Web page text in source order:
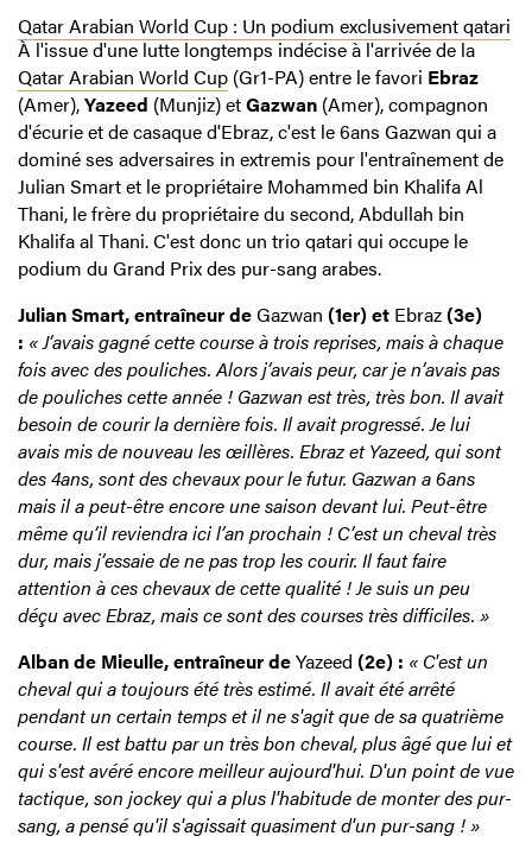
Qatar Arabian World Cup : Un podium exclusivement qatari
À l'issue d'une lutte longtemps indécise à l'arrivée de la
Qatar Arabian World Cup (Gr1-PA) entre le favori Ebraz
(Amer),Yazeed (Munjiz) etGazwan (Amer), compagnon
d'écurie et de casaque d'Ebraz, c'est le 6ans Gazwan qui a
dominé ses adversaires in extremis pour l'entraînement de
Julian Smart et le propriétaire Mohammed bin Khalifa Al
Thani, le frère du propriétaire du second, Abdullah bin
Khalifa al Thani. C'est donc un trio qatari qui occupe le
podium du Grand Prix des pur-sang arabes.
Julian Smart, entraîneur deGazwan (1er) et Ebraz(3e)
: « J’avais gagné cette course à trois reprises, mais à chaque
fois avec des pouliches. Alors j’avais peur, car je n’avais pas
de pouliches cette année ! Gazwan est très, très bon. Il avait
besoin de courir la dernière fois. Il avait progressé. Je lui
avais mis de nouveau les œillères. Ebraz et Yazeed, qui sont
des 4ans, sont des chevaux pour le futur. Gazwan a 6ans
mais il a peut-être encore une saison devant lui. Peut-être
même qu’il reviendra ici l’an prochain ! C’est un cheval très
dur, mais j’essaie de ne pas trop les courir. Il faut faire
attention à ces chevaux de cette qualité ! Je suis un peu
déçu avec Ebraz, mais ce sont des courses très difficiles. »
Alban de Mieulle, entraîneur deYazeed (2e) : « C'est un
cheval qui a toujours été très estimé. Il avait été arrêté
pendant un certain temps et il ne s'agit que de sa quatrième
course. Il est battu par un très bon cheval, plus âgé que lui et
qui s'est avéré encore meilleur aujourd'hui. D'un point de vue
tactique, son jockey qui a plus l'habitude de monter des pur-
sang, a pensé qu'il s'agissait quasiment d'un pur-sang ! »